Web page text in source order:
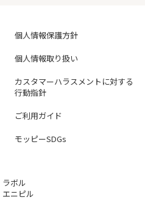
個人情報保護方針
個人情報取り扱い
カスタマーハラスメントに対する
行動指針
ご利用ガイド
モッピーSDGs
ラボル
エニピル